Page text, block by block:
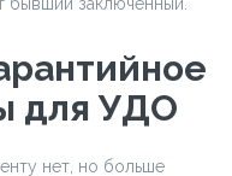
для УДО
нет, но больше